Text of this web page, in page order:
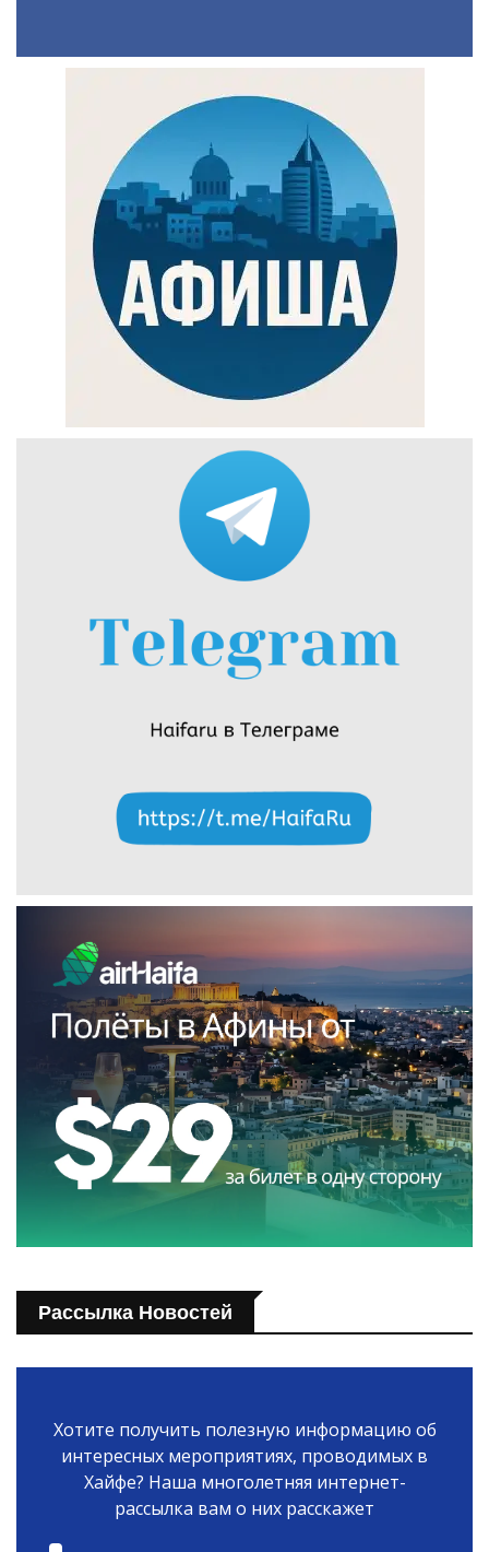
Рассылка Новостей
Хотите получить полезную информацию об
интересных мероприятиях, проводимых в
Хайфе? Наша многолетняя интернет-
рассылка вам о них расскажет